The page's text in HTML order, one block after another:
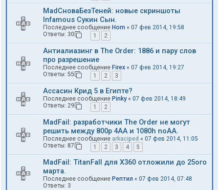
MadСноваБезТеней: новые скриншоты
Infamous Сукин Сын.
Последнее сообщение Horn « 07 фев 2014, 19:58
Ответы: 30 1 2
Антиалиазинг в The Order: 1886 и пару слов
про разрешение
Последнее сообщение Firex « 07 фев 2014, 19:27
Ответы: 55 1 2 3
Ассасин Крид 5 в Египте?
Последнее сообщение Pinky« 07 фев 2014, 18:49
Ответы: 29 1 2
MadFail: разработчики The Order не могут
решить между 800p 4AA и 1080h noAA.
Последнее сообщение arkaciped « 07 фев 2014, 11:05
Ответы: 87 1 2 3 4 5
MadFail: TitanFall для X360 отложили до 25ого
марта.
Последнее сообщение Рептил « 07 фев 2014, 07:48
Ответы: 3